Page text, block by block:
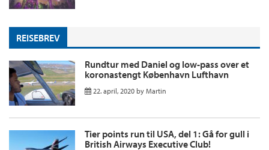
REISEBREV
Rundtur med Daniel og low-pass over et
koronastengt København Lufthavn
22. april, 2020 by Martin
Tier points run til USA, del 1: Gå for gull i
British Airways Executive Club!